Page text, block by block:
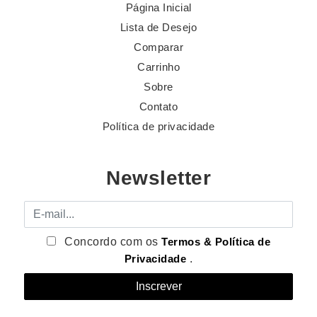
Página Inicial
Lista de Desejo
Comparar
Carrinho
Sobre
Contato
Política de privacidade
Newsletter
E-mail
Concordo com osTermos & Política de
Privacidade .